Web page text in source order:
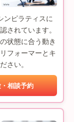
ンピラティスに
されています。
状態に合う動き
フォーマーとキ
さい。
相談予約